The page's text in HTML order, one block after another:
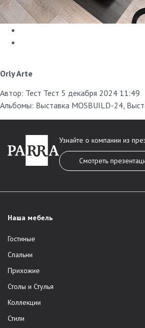
Orly Arte
Автор: Тест Тест 5 декабря 2024 11:49
Альбомы: Выставка MOSBUILD-24,
Наша мебель
Гостиные
Спальни
Прихожие
Столы и Стулья
Коллекции
Стили
Узнайте о компании из
Смотреть